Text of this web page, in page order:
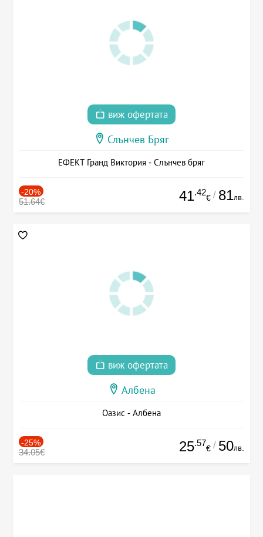
виж офертата
Слънчев Бряг
ЕФЕКТ Гранд Виктория - Слънчев бряг
-20%
51.64€ 41.42
€ / 81лв.
виж офертата
Албена
Оазис - Албена
-25%
34.05€ 25.57
€ / 50лв.